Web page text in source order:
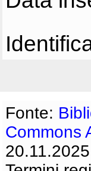
Fonte:
Commons